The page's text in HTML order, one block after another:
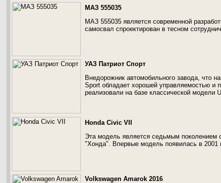
МАЗ 555035
МАЗ 555035 является современной
самосвал спроектирован в тесном
УАЗ Патриот Спорт
Внедорожник автомобильного завода, что
Sport обладает хорошей управляемостью и
реализовали на базе классической модели
Honda Civic VII
Эта модель является седьмым поколением
"Хонда". Впервые модель появилась в 2001
Volkswagen Amarok 2016